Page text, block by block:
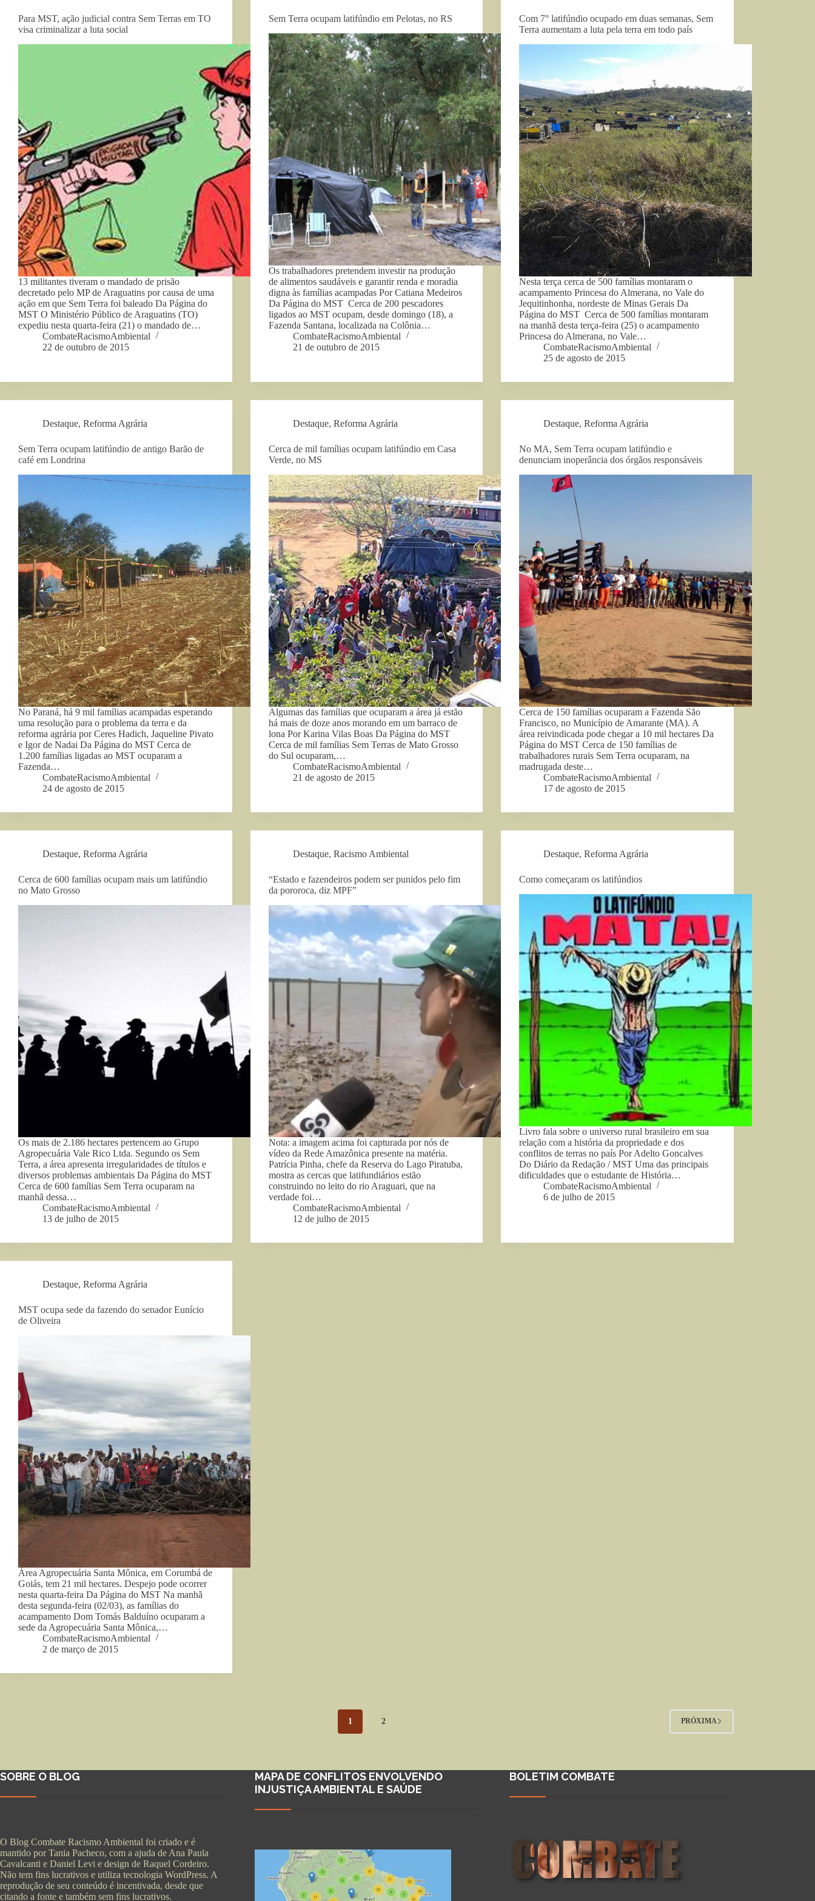
Para MST, ação judicial contra Sem Terras em TO
visa criminalizar a luta social
13 militantes tiveram o mandado de prisão
decretado pelo MP de Araguatins por causa de uma
ação em que Sem Terra foi baleado Da Página do
MST O Ministério Público de Araguatins (TO)
expediu nesta quarta-feira (21) o mandado de…
CombateRacismoAmbiental
22 de outubro de 2015
Sem Terra ocupam latifúndio em Pelotas, no RS
Os trabalhadores pretendem investir na produção
de alimentos saudáveis e garantir renda e moradia
digna às famílias acampadas Por Catiana Medeiros
Da Página do MST Cerca de 200 pescadores
ligados ao MST ocupam, desde domingo (18), a
Fazenda Santana, localizada na Colônia…
CombateRacismoAmbiental
21 de outubro de 2015
Com 7° latifúndio ocupado em duas semanas, Sem
Terra aumentam a luta pela terra em todo país
Nesta terça cerca de 500 famílias montaram o
acampamento Princesa do Almerana, no Vale do
Jequitinhonha, nordeste de Minas Gerais Da
Página do MST Cerca de 500 famílias montaram
na manhã desta terça-feira (25) o acampamento
Princesa do Almerana, no Vale…
CombateRacismoAmbiental
25 de agosto de 2015
Destaque, Reforma Agrária
Sem Terra ocupam latifúndio de antigo Barão de
café em Londrina
No Paraná, há 9 mil famílias acampadas esperando
uma resolução para o problema da terra e da
reforma agrária por Ceres Hadich, Jaqueline Pivato
e Igor de Nadai Da Página do MST Cerca de
1.200 famílias ligadas ao MST ocuparam a
Fazenda…
CombateRacismoAmbiental
24 de agosto de 2015
Destaque,Reforma Agrária
Cerca de mil famílias ocupam latifúndio em Casa
Verde, no MS
Algumas das famílias que ocuparam a área já estão
há mais de doze anos morando em um barraco de
lona Por Karina Vilas Boas Da Página do MST
Cerca de mil famílias Sem Terras de Mato Grosso
do Sul ocuparam,…
CombateRacismoAmbiental
21 de agosto de 2015
Destaque,Reforma Agrária
No MA, Sem Terra ocupam latifúndio e
denunciam inoperância dos órgãos responsáveis
Cerca de 150 famílias ocuparam a Fazenda São
Francisco, no Município de Amarante (MA). A
área reivindicada pode chegar a 10 mil hectares Da
Página do MST Cerca de 150 famílias de
trabalhadores rurais Sem Terra ocuparam, na
madrugada deste…
CombateRacismoAmbiental
17 de agosto de 2015
Destaque, Reforma Agrária
Cerca de 600 famílias ocupam mais um latifúndio
no Mato Grosso
Os mais de 2.186 hectares pertencem ao Grupo
Agropecuária Vale Rico Ltda. Segundo os Sem
Terra, a área apresenta irregularidades de títulos e
diversos problemas ambientais Da Página do MST
Cerca de 600 famílias Sem Terra ocuparam na
manhã dessa…
CombateRacismoAmbiental
13 de julho de 2015
Destaque,Racismo Ambiental
“Estado e fazendeiros podem ser punidos pelo fim
da pororoca, diz MPF”
Nota: a imagem acima foi capturada por nós de
vídeo da Rede Amazônica presente na matéria.
Patrícia Pinha, chefe da Reserva do Lago Piratuba,
mostra as cercas que latifundiários estão
construindo no leito do rio Araguari, que na
verdade foi…
CombateRacismoAmbiental
12 de julho de 2015
Destaque,Reforma Agrária
Como começaram os latifúndios
Livro fala sobre o universo rural brasileiro em sua
relação com a história da propriedade e dos
conflitos de terras no país Por Adelto Goncalves
Do Diário da Redação / MST Uma das principais
dificuldades que o estudante de História…
CombateRacismoAmbiental
6 de julho de 2015
Destaque, Reforma Agrária
MST ocupa sede da fazendo do senador Eunício
de Oliveira
Área Agropecuária Santa Mônica, em Corumbá de
Goiás, tem 21 mil hectares. Despejo pode ocorrer
nesta quarta-feira Da Página do MST Na manhã
desta segunda-feira (02/03), as famílias do
acampamento Dom Tomás Balduíno ocuparam a
sede da Agropecuária Santa Mônica,…
CombateRacismoAmbiental
2 de março de 2015
1 2 PRÓXIMA
SOBRE O BLOG
O Blog Combate Racismo Ambiental foi criado e é
mantido por Tania Pacheco, com a ajuda de Ana Paula
Cavalcanti e Daniel Levi e design de Raquel Cordeiro.
Não tem fins lucrativos e utiliza tecnologia WordPress. A
reprodução de seu conteúdo é incentivada, desde que
citando a fonte e também sem fins lucrativos.
MAPA DE CONFLITOS ENVOLVENDO
INJUSTIÇA AMBIENTAL E SAÚDE
BOLETIM COMBATE